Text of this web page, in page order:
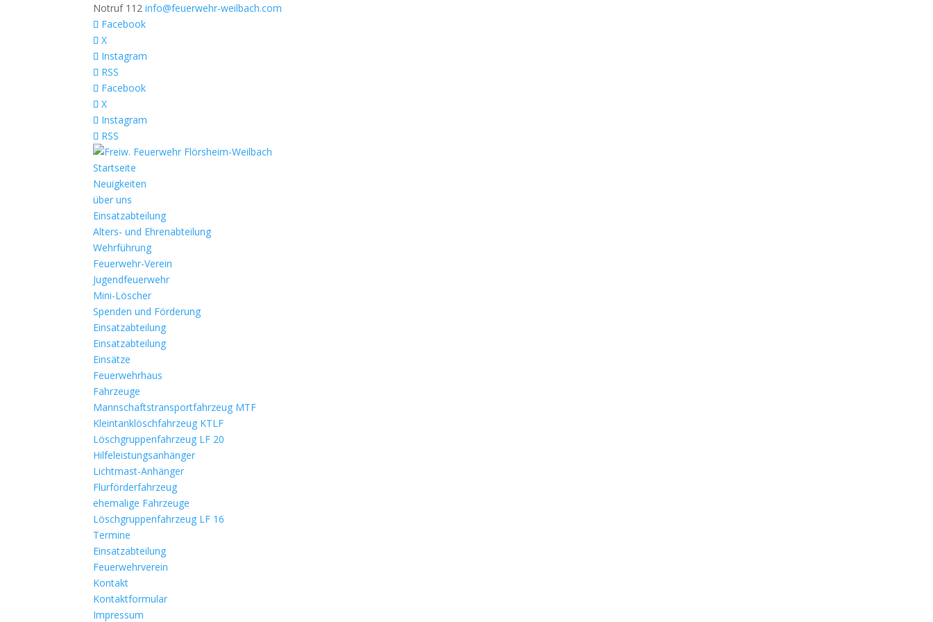
Notruf 112 info@feuerwehr-weilbach.com
Facebook
X
Instagram
RSS
Facebook
X
Instagram
RSS
Startseite
Neuigkeiten
über uns
Einsatzabteilung
Alters- und Ehrenabteilung
Wehrführung
Feuerwehr-Verein
Jugendfeuerwehr
Mini-Löscher
Spenden und Förderung
Einsatzabteilung
Einsatzabteilung
Einsätze
Feuerwehrhaus
Fahrzeuge
Mannschaftstransportfahrzeug MTF
Kleintanklöschfahrzeug KTLF
Löschgruppenfahrzeug LF 20
Hilfeleistungsanhänger
Lichtmast-Anhänger
Flurförderfahrzeug
ehemalige Fahrzeuge
Löschgruppenfahrzeug LF 16
Termine
Einsatzabteilung
Feuerwehrverein
Kontakt
Kontaktformular
Impressum